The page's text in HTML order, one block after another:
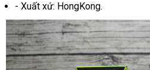
- Xuất xứ: HongKong.